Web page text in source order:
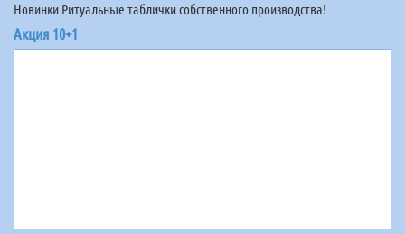
Новинки Ритуальные таблички собственного производства!
Акция 10+1